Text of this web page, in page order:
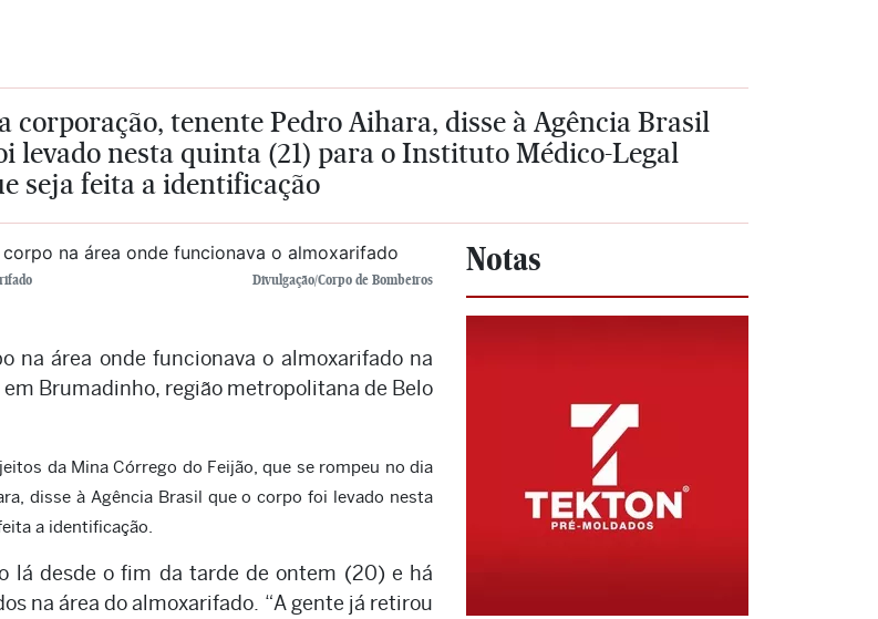
corporação, tenente Pedro Aihara, disse à Agência Brasil
levado nesta quinta (21) para o Instituto Médico-Legal
seja feita a identificação
Divulgação/Corpo de Bombeiros
na área onde funcionava o almoxarifado na
Brumadinho, região metropolitana de Belo
da Mina Córrego do Feijão, que se rompeu no dia
disse à Agência Brasil que o corpo foi levado nesta
a identificação.
lá desde o fim da tarde de ontem (20) e há
na área do almoxarifado. “A gente já retirou
Notas